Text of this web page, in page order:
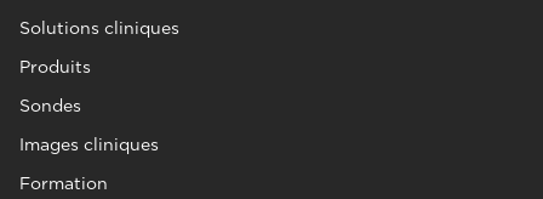
Solutions cliniques
Produits
Sondes
Images cliniques
Formation